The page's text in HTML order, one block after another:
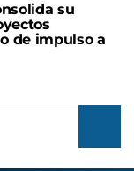
su
de impulso a